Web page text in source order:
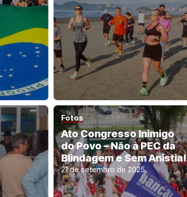
Fotos
Ato Congresso Inimigo
do Povo – Não à PEC da
Blindagem e Sem Anistia!
21 de setembro de 2025